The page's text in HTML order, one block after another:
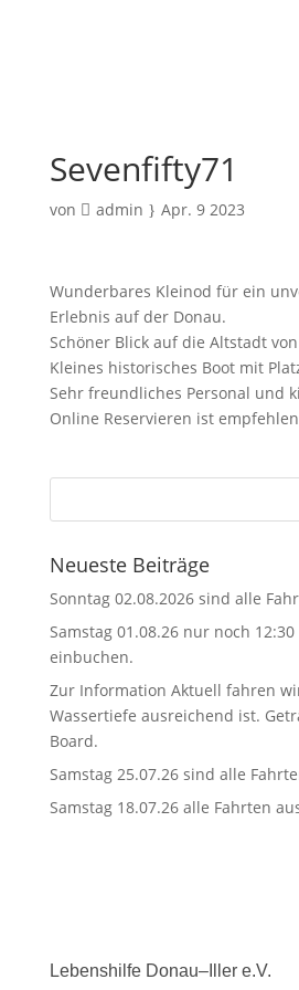
Sevenfifty71
von admin Apr. 9 2023
Wunderbares Kleinod für ein
Erlebnis auf der Donau.
Schöner Blick auf die Altstadt
Kleines historisches Boot mit
Sehr freundliches Personal und
Online Reservieren ist
Neueste Beiträge
Sonntag 02.08.2026 sind alle
Samstag 01.08.26 nur noch
einbuchen.
Zur Information Aktuell fahren
Wassertiefe ausreichend ist.
Board.
Samstag 25.07.26 sind alle
Samstag 18.07.26 alle Fahrten
Lebenshilfe Donau–Iller e.V.